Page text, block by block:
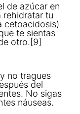
de azúcar en
rehidratar tu
cetoacidosis)
te sientas
otro.[9]
no tragues
del
No sigas
náuseas.